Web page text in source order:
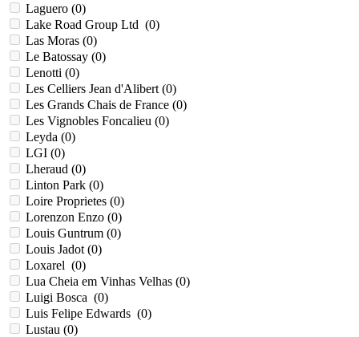
Laguero (0)
Lake Road Group Ltd (0)
Las Моras (0)
Le Batossay (0)
Lenotti (0)
Les Celliers Jean d'Alibert (0)
Les Grands Chais de France (0)
Les Vignobles Foncalieu (0)
Leyda (0)
LGI (0)
Lheraud (0)
Linton Park (0)
Loire Proprietes (0)
Lorenzon Enzo (0)
Louis Guntrum (0)
Louis Jadot (0)
Loxarel (0)
Lua Cheia em Vinhas Velhas (0)
Luigi Bosca (0)
Luis Felipe Edwards (0)
Lustau (0)